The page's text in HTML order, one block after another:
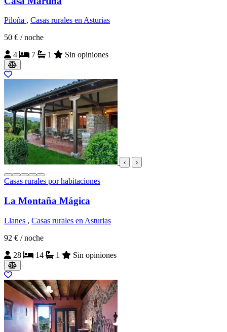
Piloña , Casas rurales en Asturias
50 € / noche
4
7 1 Sin opiniones
‹ ›
Casas rurales por habitaciones
La Montaña Mágica
Llanes , Casas rurales en Asturias
92 € / noche
28
14 1 Sin opiniones